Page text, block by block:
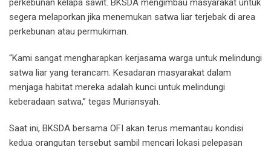
perkebunan kelapa sawit. BKSDA mengimbau masyarakat untuk
segera melaporkan jika menemukan satwa liar terjebak di area
perkebunan atau permukiman.
“Kami sangat mengharapkan kerjasama warga untuk melindungi
satwa liar yang terancam. Kesadaran masyarakat dalam
menjaga habitat mereka adalah kunci untuk melindungi
keberadaan satwa,” tegas Muriansyah.
Saat ini, BKSDA bersama OFI akan terus memantau kondisi
kedua orangutan tersebut sambil mencari lokasi pelepasan